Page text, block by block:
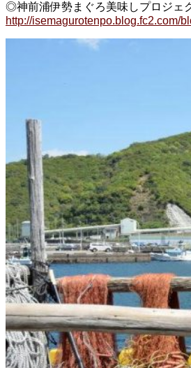
◎神前浦伊勢まぐろ美味しプロジェ
http://isemagurotenpo.blog.fc2.com/